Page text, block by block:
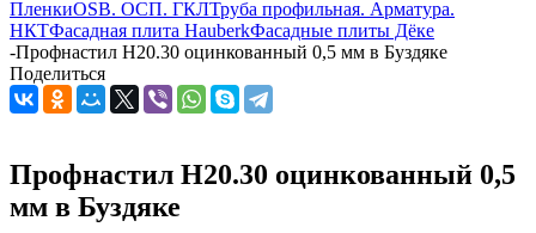
ПленкиOSB. ОСП. ГКЛТруба профильная. Арматура.
НКТФасадная плита HauberkФасадные плиты Дёке
-Профнастил Н20.30 оцинкованный 0,5 мм в Буздяке
Поделиться
Профнастил Н20.30 оцинкованный 0,5
мм в Буздяке